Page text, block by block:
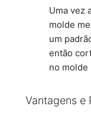
Uma vez
molde
um
então
no molde
Vantagens e